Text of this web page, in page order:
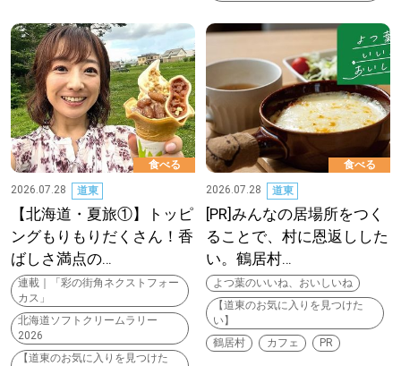
食べる
2026.07.28
道東
【北海道・夏旅①】トッピ
ングもりもりだくさん！香
ばしさ満点の…
連載｜「彩の街角ネクストフォー
カス」
北海道ソフトクリームラリー
2026
【道東のお気に入りを見つけた
食べる
2026.07.28
道東
[PR]みんなの居場所をつく
ることで、村に恩返しした
い。鶴居村…
よつ葉のいいね、おいしいね
【道東のお気に入りを見つけた
い】
鶴居村
カフェ PR